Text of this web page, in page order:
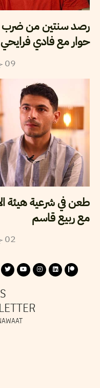
رصد سنتين من ضرب
حوار مع فادي فرايحي
09
طعن في شرعية هيئة
مع ربيع قاسم
02